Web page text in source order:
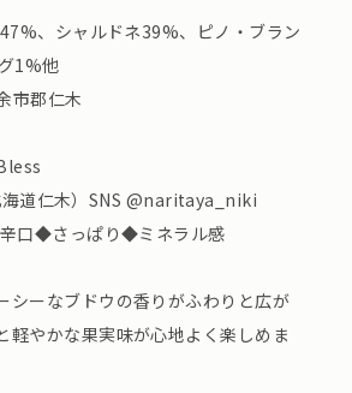
、シャルドネ39%、ピノ・ブラン
1%他
市郡仁木
道仁木）SNS @naritaya_niki
口◆さっぱり◆ミネラル感
シーなブドウの香りがふわりと広が
軽やかな果実味が心地よく楽しめま